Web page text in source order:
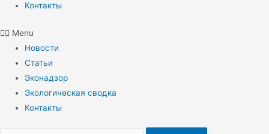
Контакты
Menu
Новости
Статьи
Эконадзор
Экологическая сводка
Контакты